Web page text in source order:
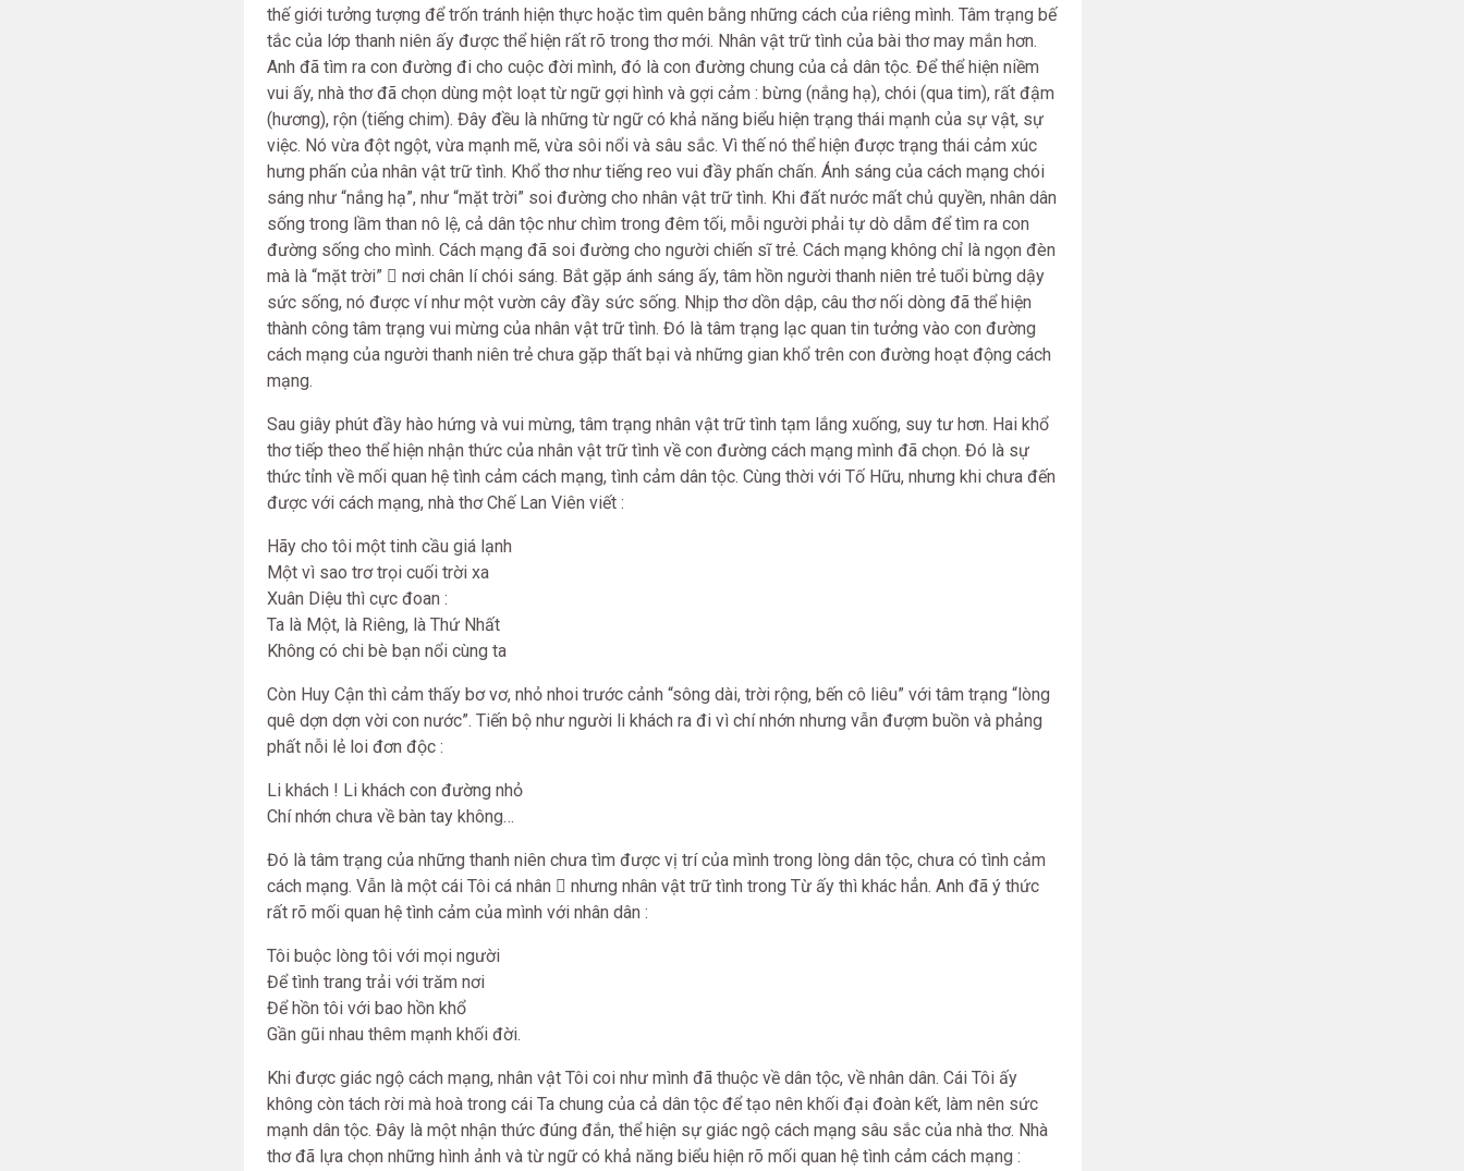
thế giới tưởng tượng để trốn tránh hiện thực hoặc tìm quên bằng những cách của riêng mình. Tâm trạng bế
tắc của lớp thanh niên ấy được thể hiện rất rõ trong thơ mới. Nhân vật trữ tình của bài thơ may mắn hơn.
Anh đã tìm ra con đường đi cho cuộc đời mình, đó là con đường chung của cả dân tộc. Để thể hiện niềm
vui ấy, nhà thơ đã chọn dùng một loạt từ ngữ gợi hình và gợi cảm : bừng (nắng hạ), chói (qua tim), rất đậm
(hương), rộn (tiếng chim). Đây đều là những từ ngữ có khả năng biểu hiện trạng thái mạnh của sự vật, sự
việc. Nó vừa đột ngột, vừa mạnh mẽ, vừa sôi nổi và sâu sắc. Vì thế nó thể hiện được trạng thái cảm xúc
hưng phấn của nhân vật trữ tình. Khổ thơ như tiếng reo vui đầy phấn chấn. Ánh sáng của cách mạng chói
sáng như “nắng hạ”, như “mặt trời” soi đường cho nhân vật trữ tình. Khi đất nước mất chủ quyền, nhân dân
sống trong lầm than nô lệ, cả dân tộc như chìm trong đêm tối, mỗi người phải tự dò dẫm để tìm ra con
đường sống cho mình. Cách mạng đã soi đường cho người chiến sĩ trẻ. Cách mạng không chỉ là ngọn đèn
mà là “mặt trời”  nơi chân lí chói sáng. Bắt gặp ánh sáng ấy, tâm hồn người thanh niên trẻ tuổi bừng dậy
sức sống, nó được ví như một vườn cây đầy sức sống. Nhịp thơ dồn dập, câu thơ nối dòng đã thể hiện
thành công tâm trạng vui mừng của nhân vật trữ tình. Đó là tâm trạng lạc quan tin tưởng vào con đường
cách mạng của người thanh niên trẻ chưa gặp thất bại và những gian khổ trên con đường hoạt động cách
mạng.
Sau giây phút đầy hào hứng và vui mừng, tâm trạng nhân vật trữ tình tạm lắng xuống, suy tư hơn. Hai khổ
thơ tiếp theo thể hiện nhận thức của nhân vật trữ tình về con đường cách mạng mình đã chọn. Đó là sự
thức tỉnh về mối quan hệ tình cảm cách mạng, tình cảm dân tộc. Cùng thời với Tố Hữu, nhưng khi chưa đến
được với cách mạng, nhà thơ Chế Lan Viên viết :
Hãy cho tôi một tinh cầu giá lạnh
Một vì sao trơ trọi cuối trời xa
Xuân Diệu thì cực đoan :
Ta là Một, là Riêng, là Thứ Nhất
Không có chi bè bạn nổi cùng ta
Còn Huy Cận thì cảm thấy bơ vơ, nhỏ nhoi trước cảnh “sông dài, trời rộng, bến cô liêu” với tâm trạng “lòng
quê dợn dợn vời con nước”. Tiến bộ như người li khách ra đi vì chí nhớn nhưng vẫn đượm buồn và phảng
phất nỗi lẻ loi đơn độc :
Li khách ! Li khách con đường nhỏ
Chí nhớn chưa về bàn tay không…
Đó là tâm trạng của những thanh niên chưa tìm được vị trí của mình trong lòng dân tộc, chưa có tình cảm
cách mạng. Vẫn là một cái Tôi cá nhân  nhưng nhân vật trữ tình trong Từ ấy thì khác hẳn. Anh đã ý thức
rất rõ mối quan hệ tình cảm của mình với nhân dân :
Tôi buộc lòng tôi với mọi người
Để tình trang trải với trăm nơi
Để hồn tôi với bao hồn khổ
Gần gũi nhau thêm mạnh khối đời.
Khi được giác ngộ cách mạng, nhân vật Tôi coi như mình đã thuộc về dân tộc, về nhân dân. Cái Tôi ấy
không còn tách rời mà hoà trong cái Ta chung của cả dân tộc để tạo nên khối đại đoàn kết, làm nên sức
mạnh dân tộc. Đây là một nhận thức đúng đắn, thể hiện sự giác ngộ cách mạng sâu sắc của nhà thơ. Nhà
thơ đã lựa chọn những hình ảnh và từ ngữ có khả năng biểu hiện rõ mối quan hệ tình cảm cách mạng :